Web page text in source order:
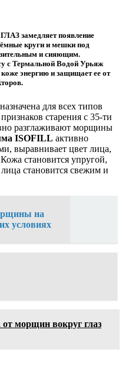
замедляет появление
круги и мешки под
и сияющим.
с Термальной Водой Урьяж
энергию и защищает ее от
для всех типов
старения с 35-ти
разглаживают морщины
ISOFILL активно
выравнивает цвет лица,
становится упругой,
становится свежим и
на
условиях
морщин вокруг глаз